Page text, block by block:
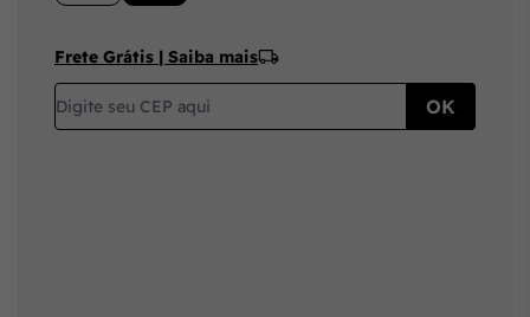
Frete Grátis | Saiba mais